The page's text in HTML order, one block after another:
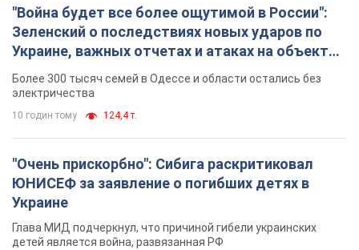
"Война будет все более ощутимой в России":
Зеленский о последствиях новых ударов по
Украине, важных отчетах и атаках на объекты
противника. Видео
Более 300 тысяч семей в Одессе и области остались без
электричества
10 годин тому 124,4 т.
"Очень прискорбно": Сибига раскритиковал
ЮНИСЕФ за заявление о погибших детях в
Украине
Глава МИД подчеркнул, что причиной гибели украинских
детей является война, развязанная РФ